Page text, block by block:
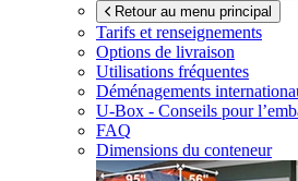
Retour au menu principal
Tarifs et renseignements
Options de livraison
Utilisations fréquentes
Déménagements
U-Box - Conseils pour
FAQ
Dimensions du conteneur